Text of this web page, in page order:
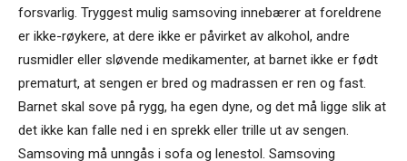
forsvarlig. Tryggest mulig samsoving innebærer at foreldrene
er ikke-røykere, at dere ikke er påvirket av alkohol, andre
rusmidler eller sløvende medikamenter, at barnet ikke er født
prematurt, at sengen er bred og madrassen er ren og fast.
Barnet skal sove på rygg, ha egen dyne, og det må ligge slik at
det ikke kan falle ned i en sprekk eller trille ut av sengen.
Samsoving må unngås i sofa og lenestol. Samsoving